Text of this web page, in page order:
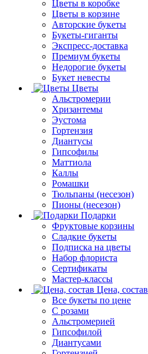
Цветы в коробке
Цветы в корзине
Авторские букеты
Букеты-гиганты
Экспресс-доставка
Премиум букеты
Недорогие букеты
Букет невесты
Цветы
Альстромерии
Хризантемы
Эустома
Гортензия
Диантусы
Гипсофилы
Маттиола
Каллы
Ромашки
Тюльпаны (несезон)
Пионы (несезон)
Подарки
Фруктовые корзины
Сладкие букеты
Подписка на цветы
Набор флориста
Сертификаты
Мастер-классы
Цена, состав
Все букеты по цене
С розами
Альстромерией
Гипсофилой
Диантусами